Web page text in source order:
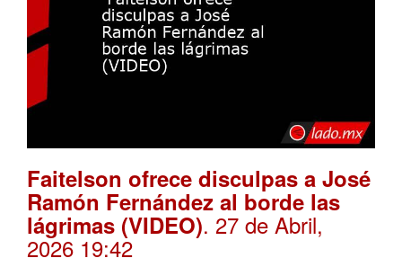
Faitelson ofrece disculpas a José
Ramón Fernández al borde las
lágrimas (VIDEO). 27 de Abril,
2026 19:42